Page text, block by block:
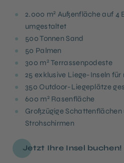
2.000 m2 Außenfläche auf 4
umgestaltet
500 Tonnen Sand
50 Palmen
300 m2Terrassenpodeste
25 exklusive Liege-Inseln
350 Outdoor-Liegeplätze
600 m2Rasenfläche
Großzügige
Strohschirmen
Jetzt Ihre Insel buchen!